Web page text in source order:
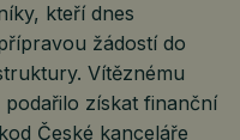
kteří dnes
žádostí do
Vítěznému
získat finanční
České kanceláře